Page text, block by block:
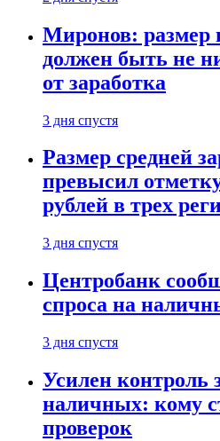
Миронов: размер
должен быть не
от заработка
3 дня спустя
Размер средней
превысил
рублей в трех
3 дня спустя
Центробанк
спроса на
3 дня спустя
Усилен контроль
наличных: кому
проверок